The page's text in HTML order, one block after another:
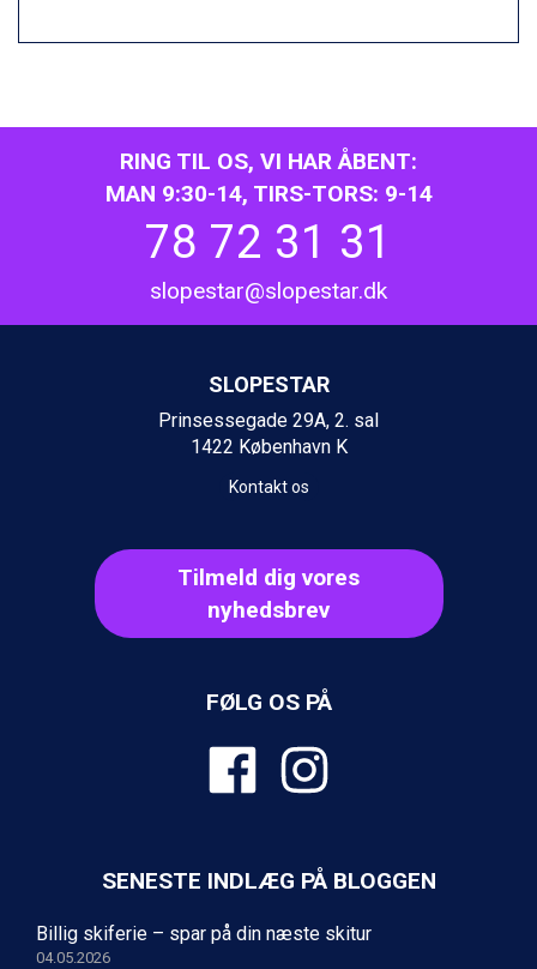
RING TIL OS, VI HAR ÅBENT:
MAN 9:30-14, TIRS-TORS: 9-14
78 72 31 31
slopestar@slopestar.dk
SLOPESTAR
Prinsessegade 29A, 2. sal
1422 København K
Kontakt os
Tilmeld dig vores
nyhedsbrev
FØLG OS PÅ
SENESTE INDLÆG PÅ BLOGGEN
Billig skiferie – spar på din næste skitur
04.05.2026